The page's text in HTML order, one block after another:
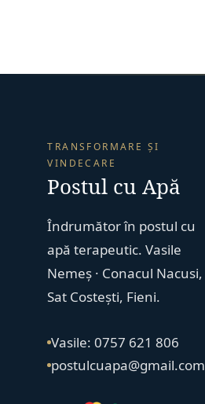
TRANSFORMARE ȘI
VINDECARE
Postul cu Apă
Îndrumător în postul cu
apă terapeutic. Vasile
Nemeș · Conacul Nacusi,
Sat Costești, Fieni.
Vasile: 0757 621 806
postulcuapa@gmail.com